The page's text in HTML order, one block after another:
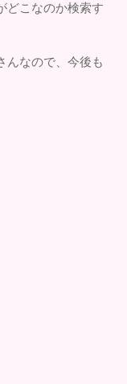
どこなのか検索す
んなので、今後も